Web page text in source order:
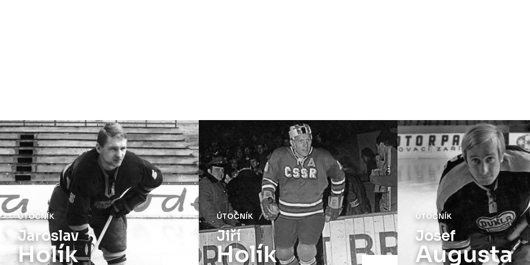
ÚTOČNÍK
Jaroslav
Holík
ÚTOČNÍK
Jiří
Holík
ÚTOČNÍK
Josef
Augusta